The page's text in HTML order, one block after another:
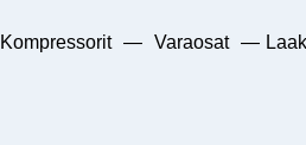
Kompressorit — Varaosat —